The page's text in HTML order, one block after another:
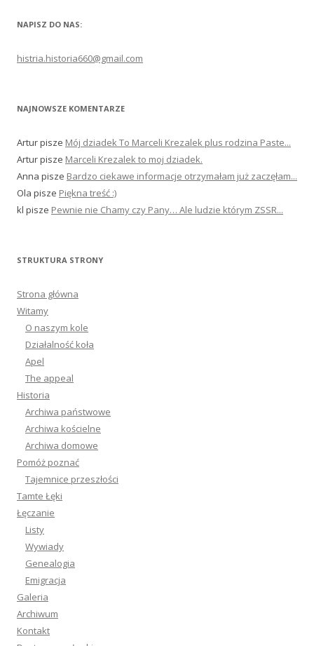
NAPISZ DO NAS:
histria.historia660@gmail.com
NAJNOWSZE KOMENTARZE
Arturpisze Mój dziadek To Marceli Krezalek plus rodzina Paste...
Arturpisze Marceli Krezalek to moj dziadek.
Anna pisze Bardzo ciekawe informacje otrzymałam już zaczęłam...
Ola pisze Piękna treść :)
kl pisze Pewnie nie Chamy czy Pany… Ale ludzie którym ZSSR...
STRUKTURA STRONY
Strona główna
Witamy
O naszym kole
Działalność koła
Apel
The appeal
Historia
Archiwa państwowe
Archiwa kościelne
Archiwa domowe
Pomóż poznać
Tajemnice przeszłości
Tamte Łęki
Łęczanie
Listy
Wywiady
Genealogia
Emigracja
Galeria
Archiwum
Kontakt